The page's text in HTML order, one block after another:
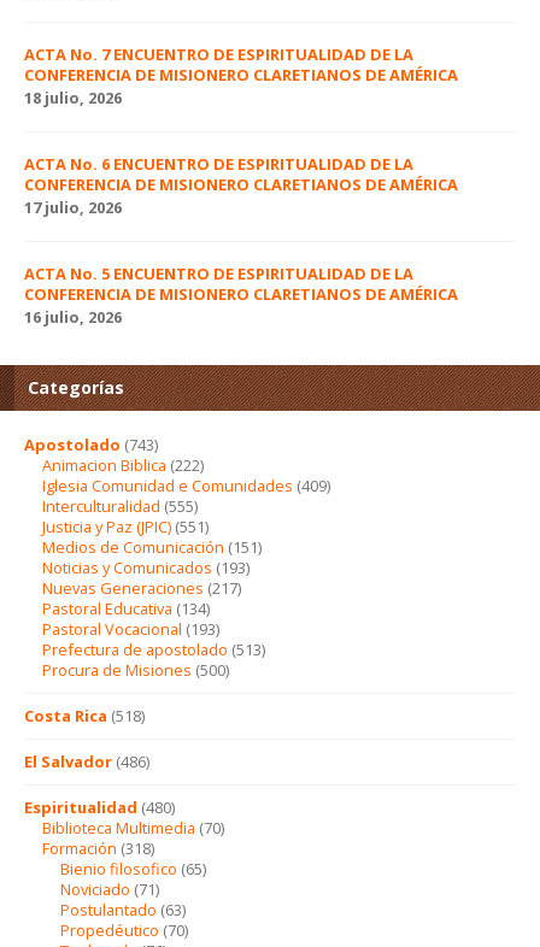
ACTA No. 7 ENCUENTRO DE ESPIRITUALIDAD DE LA
CONFERENCIA DE MISIONERO CLARETIANOS DE AMÉRICA
18 julio, 2026
ACTA No. 6 ENCUENTRO DE ESPIRITUALIDAD DE LA
CONFERENCIA DE MISIONERO CLARETIANOS DE AMÉRICA
17 julio, 2026
ACTA No. 5 ENCUENTRO DE ESPIRITUALIDAD DE LA
CONFERENCIA DE MISIONERO CLARETIANOS DE AMÉRICA
16 julio, 2026
Categorías
Apostolado (743)
Animacion Biblica (222)
Iglesia Comunidad e Comunidades (409)
Interculturalidad (555)
Justicia y Paz (JPIC) (551)
Medios de Comunicación (151)
Noticias y Comunicados (193)
Nuevas Generaciones (217)
Pastoral Educativa (134)
Pastoral Vocacional (193)
Prefectura de apostolado (513)
Procura de Misiones (500)
Costa Rica (518)
El Salvador (486)
Espiritualidad (480)
Biblioteca Multimedia (70)
Formación (318)
Bienio filosofico (65)
Noviciado (71)
Postulantado (63)
Propedéutico (70)